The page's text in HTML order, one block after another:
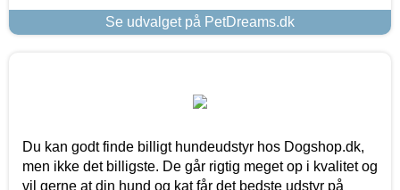
Se udvalget på PetDreams.dk
Du kan godt finde billigt hundeudstyr hos Dogshop.dk,
men ikke det billigste. De går rigtig meget op i kvalitet og
vil gerne at din hund og kat får det bedste udstyr på